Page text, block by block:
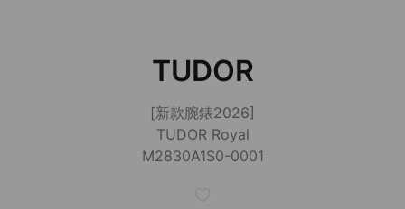
TUDOR
[新款腕錶2026]
TUDOR Royal
M2830A1S0-0001